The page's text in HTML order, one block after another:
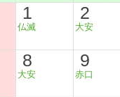
1
仏滅
2
大安
8
大安
9
赤口